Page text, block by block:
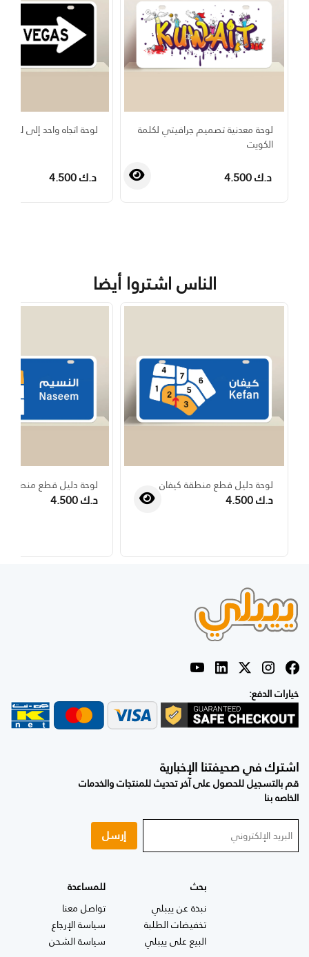
لوحة معدنية تصميم جرافيتي لكلمة
الكويت
د.ك 4.500
لوحة اتجاه واحد إلى
د.ك 4.500
الناس اشتروا أيضا
لوحة دليل قطع منطقة كيفان
د.ك 4.500
لوحة دليل قطع منطقة
د.ك 4.500
خيارات الدفع:
اشترك في صحيفتنا الإخبارية
قم بالتسجيل للحصول على آخر تحديث للمنتجات والخدمات
الخاصه بنا
إرسل
بحث
نبذة عن ييبلي
تخفيضات الطلبة
البيع على ييبلي
للمساعدة
تواصل معنا
سياسة الإرجاع
سياسة الشحن